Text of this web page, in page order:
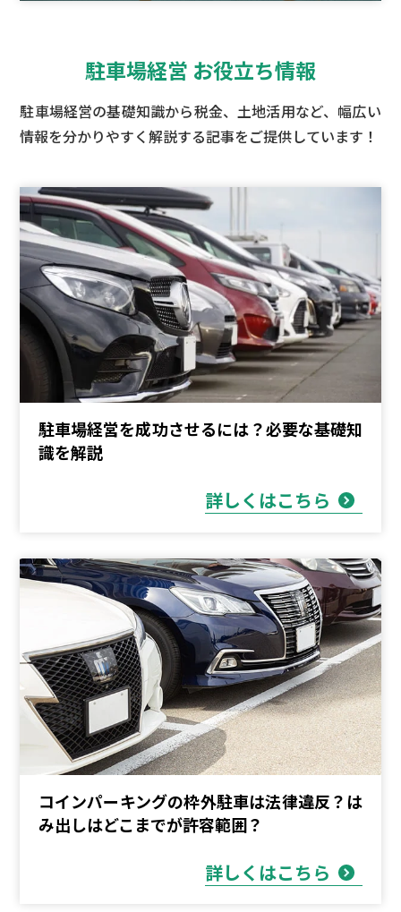
駐車場経営 お役立ち情報
駐車場経営の基礎知識から税金、土地活用など、 幅広い
情報を分かりやすく解説する記事をご提供しています！
駐車場経営を成功させるには？必要な基礎知
識を解説
詳しくはこちら
コインパーキングの枠外駐車は法律違反？は
み出しはどこまでが許容範囲？
詳しくはこちら